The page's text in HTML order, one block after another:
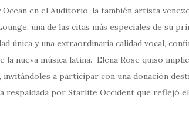
Ocean en el Auditorio, la también artista
una de las citas más especiales de su
única y una extraordinaria calidad vocal,
la nueva música latina. Elena Rose quiso
, invitándoles a participar con una donación
respaldada por Starlite Occident que reflejó